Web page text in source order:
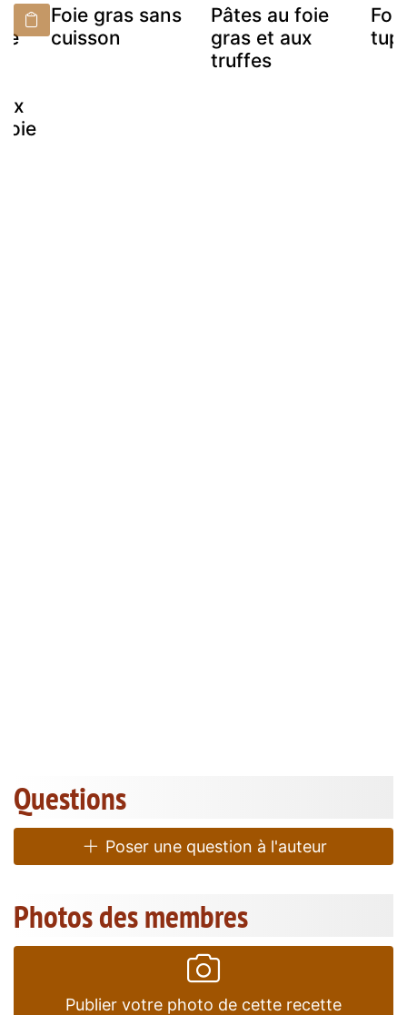
Foie gras sans
cuisson
Pâtes au foie
gras et aux
truffes
Questions
Poser une question à l'auteur
Photos des membres
Publier votre photo de cette recette